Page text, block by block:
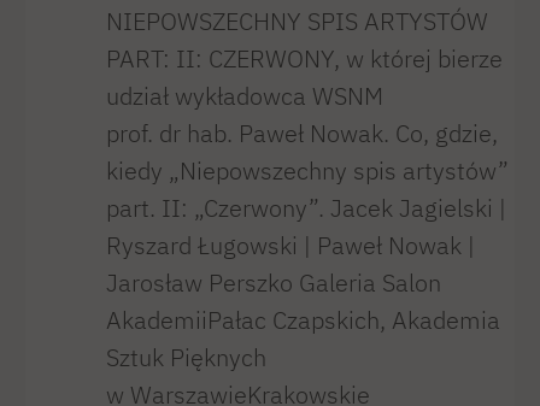
NIEPOWSZECHNY SPIS ARTYSTÓW
PART: II: CZERWONY, w której bierze
udział wykładowca WSNM
prof. dr hab. Paweł Nowak. Co, gdzie,
kiedy „Niepowszechny spis artystów”
part. II: „Czerwony”. Jacek Jagielski |
Ryszard Ługowski | Paweł Nowak |
Jarosław Perszko Galeria Salon
AkademiiPałac Czapskich, Akademia
Sztuk Pięknych
w WarszawieKrakowskie